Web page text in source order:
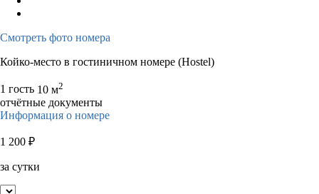
Смотреть фото номера
Койко-место в гостиничном номере (Hostel)
1 гость 10 м2
отчётные документы
Информация о номере
1 200 ₽
за сутки